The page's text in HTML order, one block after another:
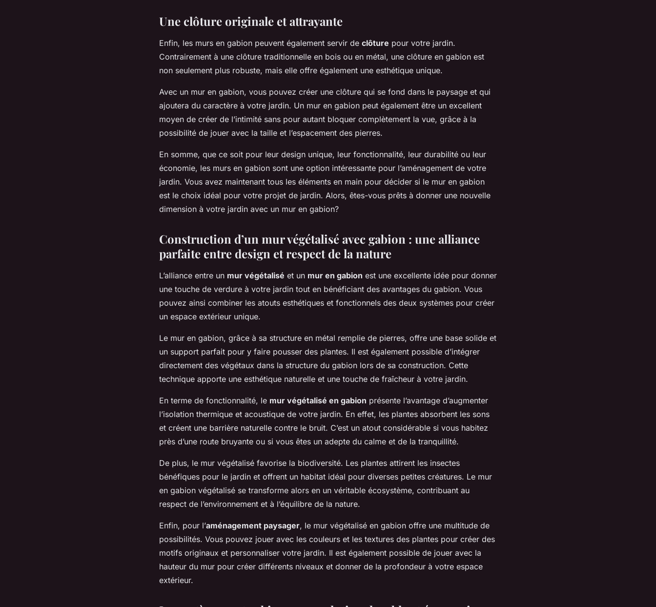
Une clôture originale et attrayante
Enfin, les murs en gabion peuvent également servir de clôture pour votre jardin.
Contrairement à une clôture traditionnelle en bois ou en métal, une clôture en gabion est
non seulement plus robuste, mais elle offre également une esthétique unique.
Avec un mur en gabion, vous pouvez créer une clôture qui se fond dans le paysage et qui
ajoutera du caractère à votre jardin. Un mur en gabion peut également être un excellent
moyen de créer de l’intimité sans pour autant bloquer complètement la vue, grâce à la
possibilité de jouer avec la taille et l’espacement des pierres.
En somme, que ce soit pour leur design unique, leur fonctionnalité, leur durabilité ou leur
économie, les murs en gabion sont une option intéressante pour l’aménagement de votre
jardin. Vous avez maintenant tous les éléments en main pour décider si le mur en gabion
est le choix idéal pour votre projet de jardin. Alors, êtes-vous prêts à donner une nouvelle
dimension à votre jardin avec un mur en gabion?
Construction d’un mur végétalisé avec gabion : une alliance
parfaite entre design et respect de la nature
L’alliance entre un mur végétalisé et un mur en gabion est une excellente idée pour donner
une touche de verdure à votre jardin tout en bénéficiant des avantages du gabion. Vous
pouvez ainsi combiner les atouts esthétiques et fonctionnels des deux systèmes pour créer
un espace extérieur unique.
Le mur en gabion, grâce à sa structure en métal remplie de pierres, offre une base solide et
un support parfait pour y faire pousser des plantes. Il est également possible d’intégrer
directement des végétaux dans la structure du gabion lors de sa construction. Cette
technique apporte une esthétique naturelle et une touche de fraîcheur à votre jardin.
En terme de fonctionnalité, le mur végétalisé en gabion présente l’avantage d’augmenter
l’isolation thermique et acoustique de votre jardin. En effet, les plantes absorbent les sons
et créent une barrière naturelle contre le bruit. C’est un atout considérable si vous habitez
près d’une route bruyante ou si vous êtes un adepte du calme et de la tranquillité.
De plus, le mur végétalisé favorise la biodiversité. Les plantes attirent les insectes
bénéfiques pour le jardin et offrent un habitat idéal pour diverses petites créatures. Le mur
en gabion végétalisé se transforme alors en un véritable écosystème, contribuant au
respect de l’environnement et à l’équilibre de la nature.
Enfin, pour l’aménagement paysager, le mur végétalisé en gabion offre une multitude de
possibilités. Vous pouvez jouer avec les couleurs et les textures des plantes pour créer des
motifs originaux et personnaliser votre jardin. Il est également possible de jouer avec la
hauteur du mur pour créer différents niveaux et donner de la profondeur à votre espace
extérieur.